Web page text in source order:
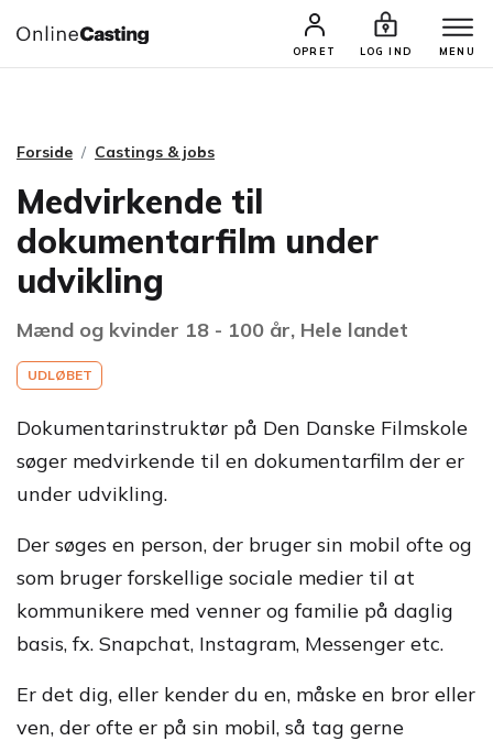
OPRET LOG IND MENU
CASTINGS & JOBS SØG PROFIL
Forside Castings & jobs
Medvirkende til
dokumentarfilm under
udvikling
Mænd og kvinder 18 - 100 år, Hele landet
UDLØBET
Dokumentarinstruktør på Den Danske Filmskole
søger medvirkende til en dokumentarfilm der er
under udvikling.
Der søges en person, der bruger sin mobil ofte og
som bruger forskellige sociale medier til at
kommunikere med venner og familie på daglig
basis, fx. Snapchat, Instagram, Messenger etc.
Er det dig, eller kender du en, måske en bror eller
ven, der ofte er på sin mobil, så tag gerne